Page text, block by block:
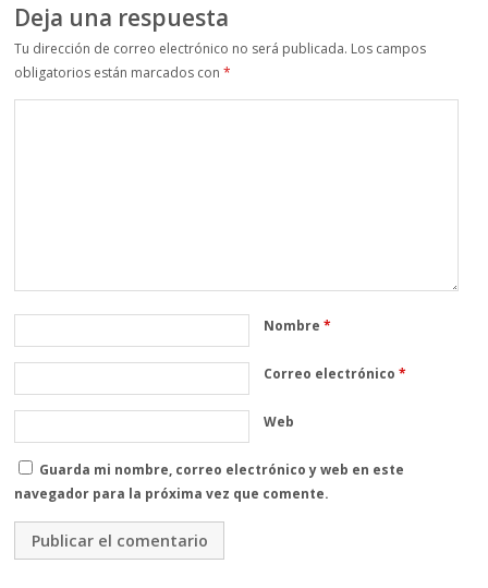
Deja una respuesta
Tu dirección de correo electrónico no será publicada. Los campos
obligatorios están marcados con*
Nombre*
Correo electrónico*
Web
Guarda mi nombre, correo electrónico y web en este
navegador para la próxima vez que comente.